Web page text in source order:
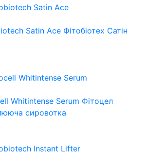
Satin Ace Фітобіотех Сатін
Whitintense Serum Фітоцел
сировотка